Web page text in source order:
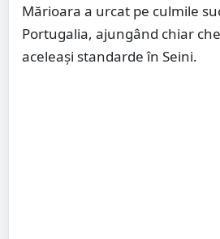
Mărioara a urcat pe culmile
Portugalia, ajungând chiar
aceleași standarde în Seini.